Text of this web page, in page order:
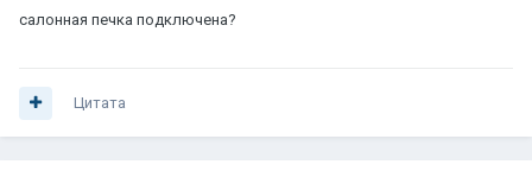
салонная печка подключена?
Цитата